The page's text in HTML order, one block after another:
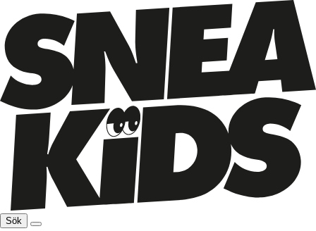
Sök